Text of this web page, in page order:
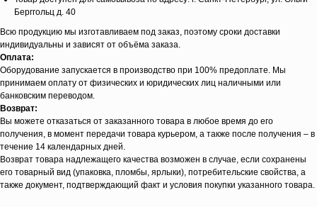
Берггольц д. 40
Всю продукцию мы изготавливаем под заказ, поэтому сроки доставки
индивидуальны и зависят от объёма заказа.
Оплата:
Оборудование запускается в производство при 100% предоплате. Мы
принимаем оплату от физических и юридических лиц наличными или
банковским переводом.
Возврат:
Вы можете отказаться от заказанного товара в любое время до его
получения, в момент передачи товара курьером, а также после получения – в
течение 14 календарных дней.
Возврат товара надлежащего качества возможен в случае, если сохранены
его товарный вид (упаковка, пломбы, ярлыки), потребительские свойства, а
также документ, подтверждающий факт и условия покупки указанного товара.